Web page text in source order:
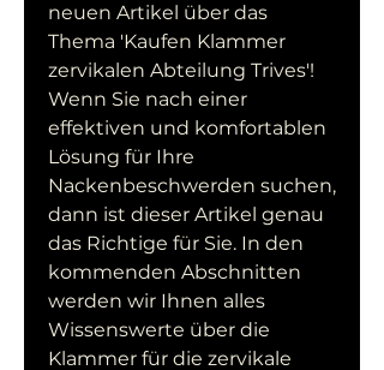
neuen Artikel über das
Thema 'Kaufen Klammer
zervikalen Abteilung Trives'!
Wenn Sie nach einer
effektiven und komfortablen
Lösung für Ihre
Nackenbeschwerden suchen,
dann ist dieser Artikel genau
das Richtige für Sie. In den
kommenden Abschnitten
werden wir Ihnen alles
Wissenswerte über die
Klammer für die zervikale